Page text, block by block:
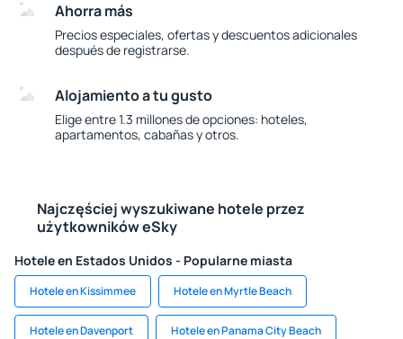
Ahorra más
Precios especiales, ofertas y descuentos adicionales
después de registrarse.
Alojamiento a tu gusto
Elige entre 1.3 millones de opciones: hoteles,
apartamentos, cabañas y otros.
Najczęściej wyszukiwane hotele przez
użytkowników eSky
Hotele en Estados Unidos - Popularne miasta
Hotele en Kissimmee Hotele en Myrtle Beach
Hotele en Davenport Hotele en Panama City Beach